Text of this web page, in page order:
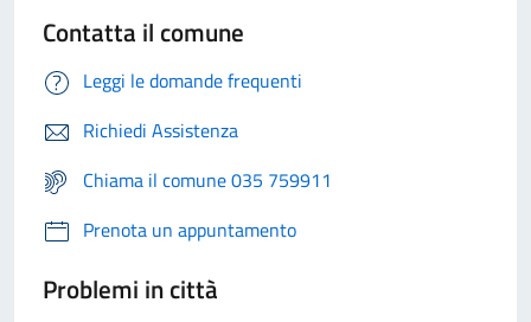
Contatta il comune
Leggi le domande frequenti
Richiedi Assistenza
Chiama il comune 035 759911
Prenota un appuntamento
Problemi in città